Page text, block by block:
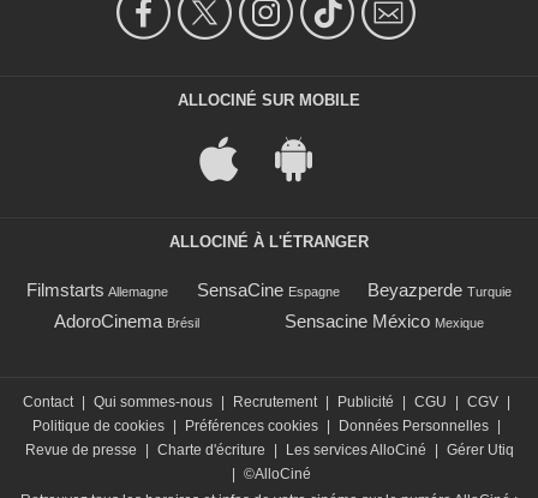
ALLOCINÉ SUR MOBILE
ALLOCINÉ À L'ÉTRANGER
Filmstarts Allemagne SensaCine Espagne Beyazperde Turquie
AdoroCinema Brésil Sensacine México Mexique
Contact | Qui sommes-nous | Recrutement | Publicité | CGU | CGV |
Politique de cookies | Préférences cookies | Données Personnelles |
Revue de presse
| Charte d'écriture | Les services AlloCiné | Gérer Utiq
| ©AlloCiné